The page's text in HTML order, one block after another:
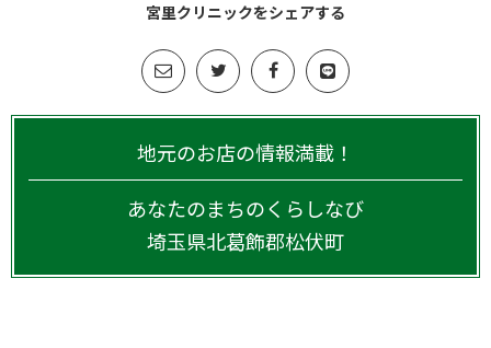
宮里クリニックをシェアする
地元のお店の情報満載！
あなたのまちのくらしなび
埼玉県北葛飾郡松伏町